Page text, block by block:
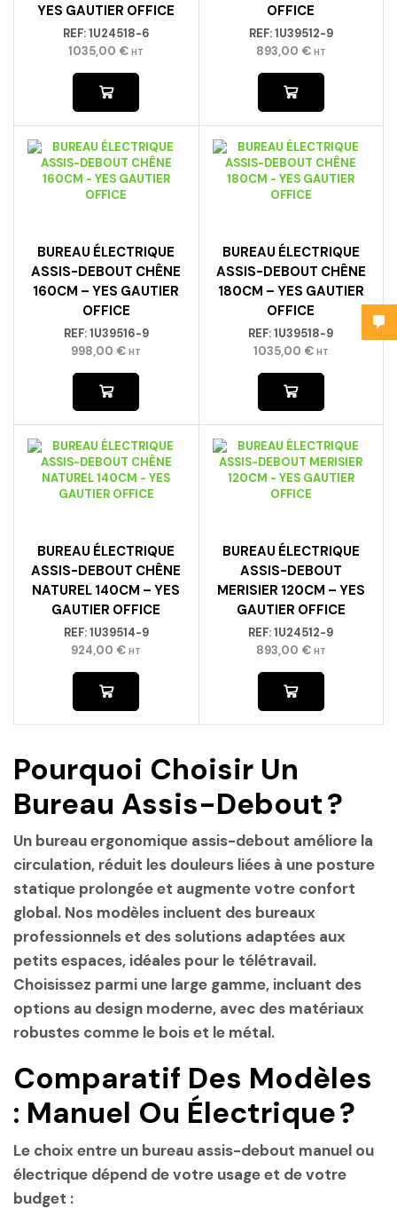
YES GAUTIER OFFICE
REF:1U24518-6
1035,00 € HT
OFFICE
REF:1U39512-9
893,00 € HT
BUREAU ÉLECTRIQUE
ASSIS-DEBOUT CHÊNE
160CM – YES GAUTIER
OFFICE
REF:1U39516-9
998,00 € HT
BUREAU ÉLECTRIQUE
ASSIS-DEBOUT CHÊNE
180CM – YES GAUTIER
OFFICE
REF:1U39518-9
1035,00 € HT
BUREAU ÉLECTRIQUE
ASSIS-DEBOUT CHÊNE
NATUREL 140CM – YES
GAUTIER OFFICE
REF:1U39514-9
924,00 € HT
BUREAU ÉLECTRIQUE
ASSIS-DEBOUT
MERISIER 120CM – YES
GAUTIER OFFICE
REF:1U24512-9
893,00 € HT
Pourquoi Choisir Un
Bureau Assis-Debout ?
Un bureau ergonomique assis-debout améliore la
circulation, réduit les douleurs liées à une posture
statique prolongée et augmente votre confort
global. Nos modèles incluent des bureaux
professionnelset des solutions adaptées aux
petits espaces, idéales pour le télétravail.
Choisissez parmi une large gamme, incluant des
options au design moderne, avec des matériaux
robustes comme le bois et le métal.
Comparatif Des Modèles
: Manuel Ou Électrique ?
Le choix entre un bureau assis-debout manuel ou
électrique dépend de votre usage et de votre
budget :